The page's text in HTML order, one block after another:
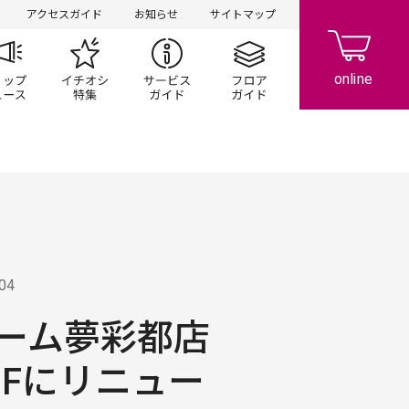
アクセスガイド お知らせ サイトマップ
ン一覧 ショップニュースイチオシ特集 サービスガイドフロアガイド
ム夢彩都店
にリニュー